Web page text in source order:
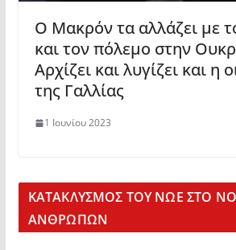
Ο Μακρόν τα αλλάζει με
και τον πόλεμο στην
Αρχίζει και λυγίζει και η
της Γαλλίας
1 Ιουνίου 2023
KΑΤΑΚΛΥΣΜΟΣ ΤΟΥ ΝΩΕ ΣΤΟ
ΑΝΘΡΩΠΩΝ